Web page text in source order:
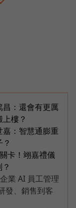
：還會有更厲
樓？
：智慧通膨重
卡！翊嘉禮儀
業 AI 員工管理
發、銷售到客